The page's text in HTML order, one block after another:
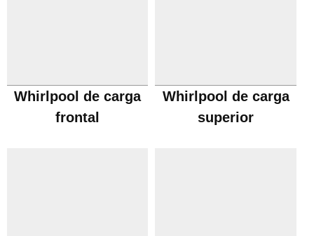
Whirlpool de carga
frontal
Whirlpool de carga
superior